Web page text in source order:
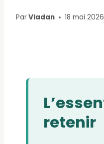
ParVladan 18 mai 2026
retenir